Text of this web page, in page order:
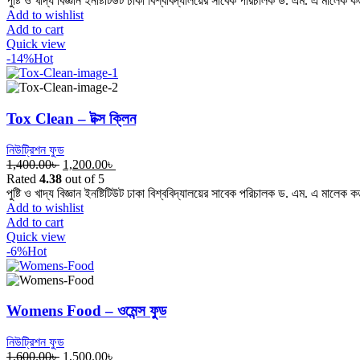
1,950.00৳ .
Add to wishlist
Add to cart
Quick view
-14%Hot
Tox Clean – টক্স ক্লিন
নিউট্রিশন ফুড
1,400.00৳ Original
price
was:
1,400.00৳ .
1,200.00৳
is:
Rated 4.38 out of 5
পুষ্টি ও খাদ্য বিজ্ঞান ইনষ্টিটিউট ঢাকা বিশ্ববিদ্যালয়ের সাবেক পরিচালক ড. এম. এ
Add to wishlist
Add to cart
Quick view
-6%Hot
Womens Food – ওমেন্স ফুড
নিউট্রিশন ফুড
1,600.00৳ Original
1,500.00৳